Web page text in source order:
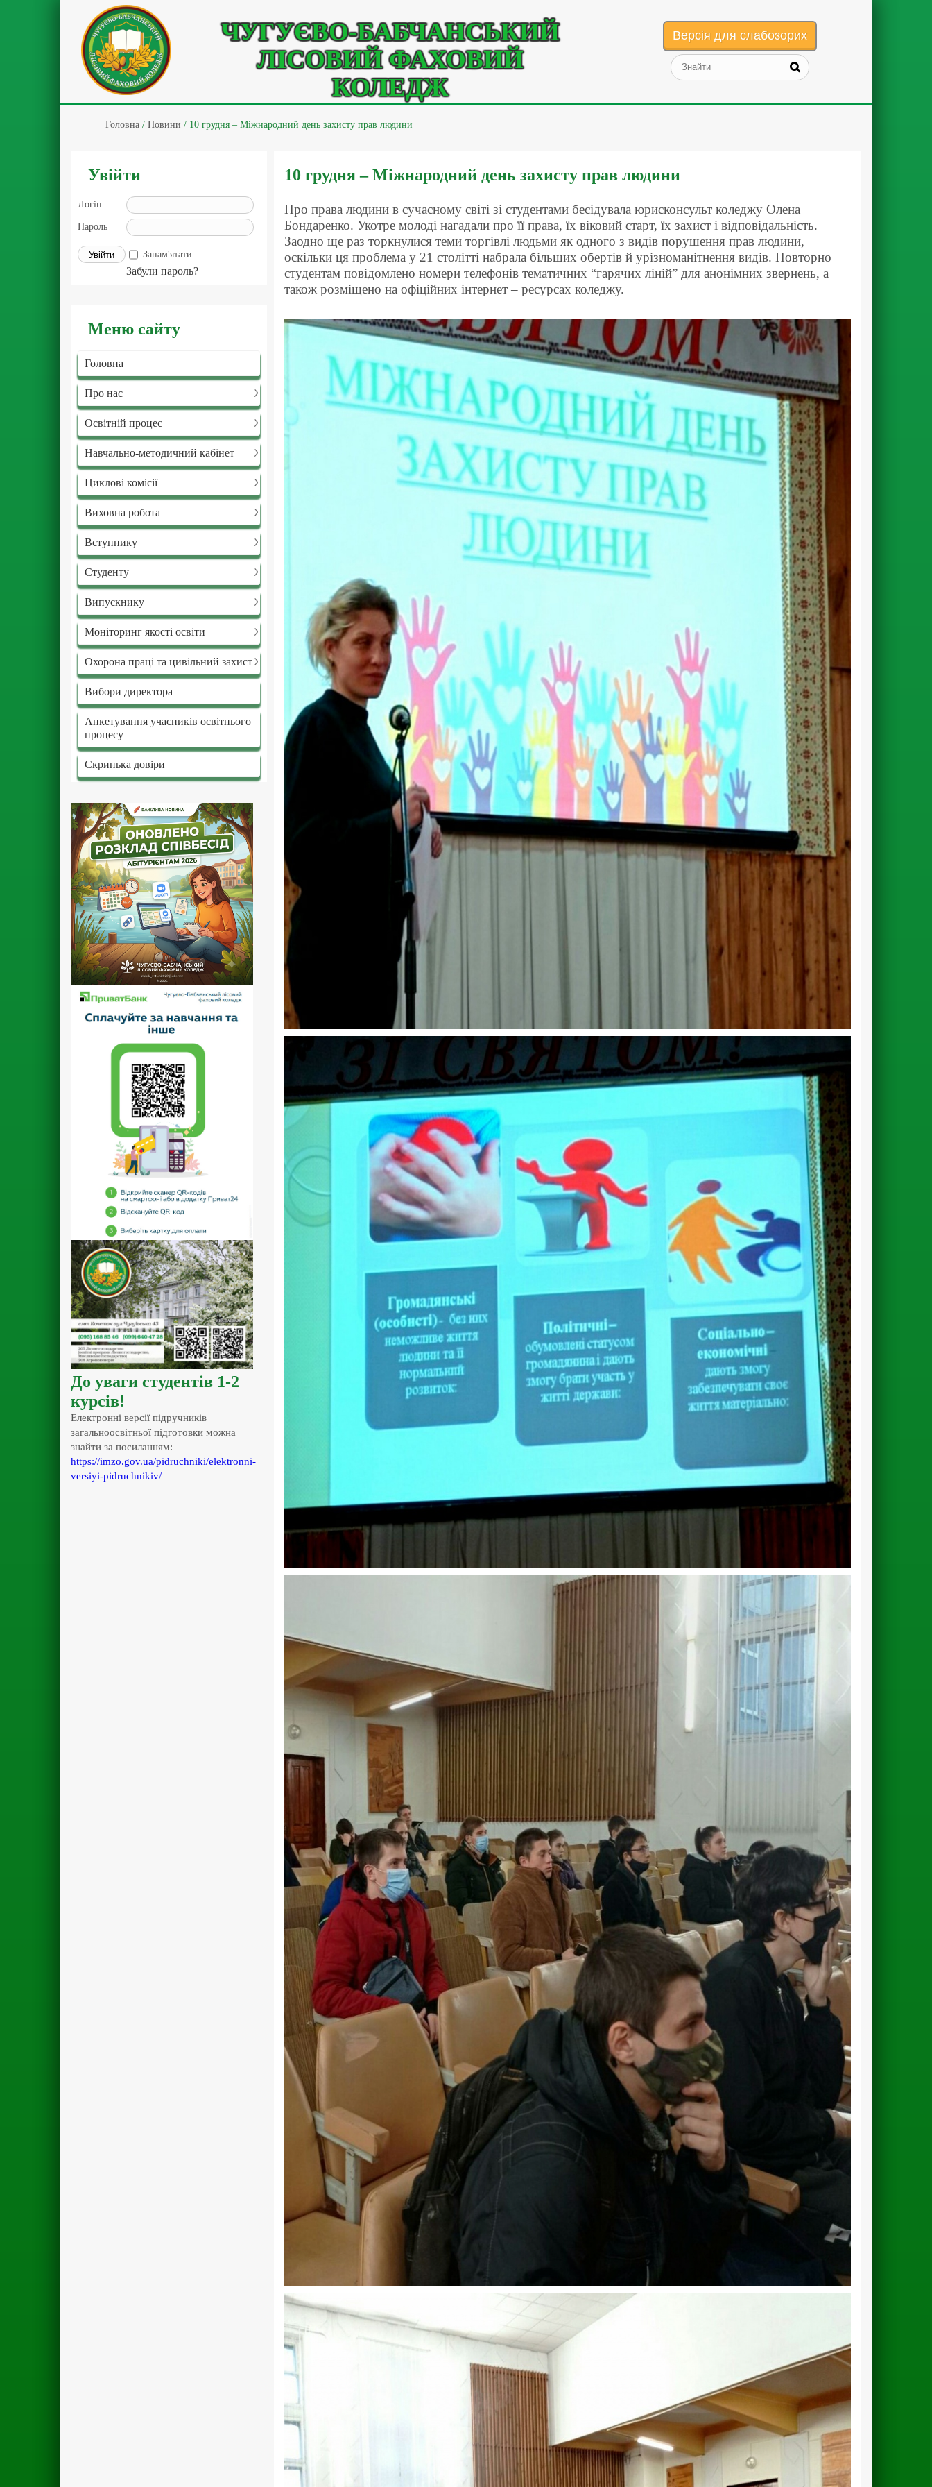
ЧУГУЄВО-БАБЧАНСЬКИЙ
ЛІСОВИЙ ФАХОВИЙ
КОЛЕДЖ
Версія для слабозорих
Головна / Новини / 10 грудня – Міжнародний день захисту прав людини
Увійти
Логін:
Пароль
Запам'ятати
Забули пароль?
Меню сайту
Головна
Про нас
Освітній процес
Навчально-методичний кабінет
Циклові комісії
Виховна робота
Вступнику
Студенту
Випускнику
Моніторинг якості освіти
Охорона праці та цивільний захист
Вибори директора
Анкетування учасників освітнього
процесу
Скринька довіри
До уваги студентів 1-2
курсів!
Електронні версії підручників
загальноосвітньої підготовки можна
знайти за посиланням:
https://imzo.gov.ua/pidruchniki/elektronni-
versiyi-pidruchnikiv/
10 грудня – Міжнародний день захисту прав людини
Про права людини в сучасному світі зі студентами бесідувала юрисконсульт коледжу Олена
Бондаренко. Укотре молоді нагадали про її права, їх віковий старт, їх захист і відповідальність.
Заодно ще раз торкнулися теми торгівлі людьми як одного з видів порушення прав людини,
оскільки ця проблема у 21 столітті набрала більших обертів й урізноманітнення видів. Повторно
студентам повідомлено номери телефонів тематичних “гарячих ліній” для анонімних звернень, а
також розміщено на офіційних інтернет – ресурсах коледжу.